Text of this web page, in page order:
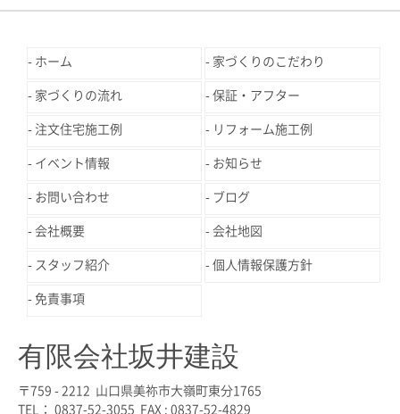
ホーム 家づくりのこだわり
家づくりの流れ 保証・アフター
注文住宅施工例 リフォーム施工例
イベント情報 お知らせ
お問い合わせ ブログ
会社概要 会社地図
スタッフ紹介 個人情報保護方針
免責事項
有限会社坂井建設
〒759 - 2212 山口県美祢市大嶺町東分1765
TEL： 0837-52-3055 FAX : 0837-52-4829